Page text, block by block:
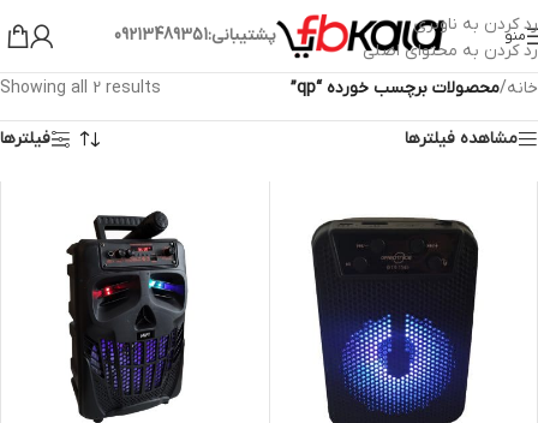
رد کردن به ناوبری
رد کردن به محتوای اصلی
منو پشتیبانی:09213489351
خانه/محصولات برچسب خورده “qp” Showing all 2 results
مشاهده فیلترها فیلترها